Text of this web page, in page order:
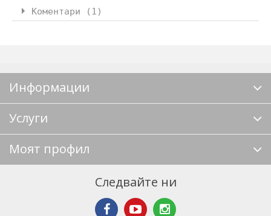
Коментари (1)
Информации
Услуги
Моят профил
Следвайте ни